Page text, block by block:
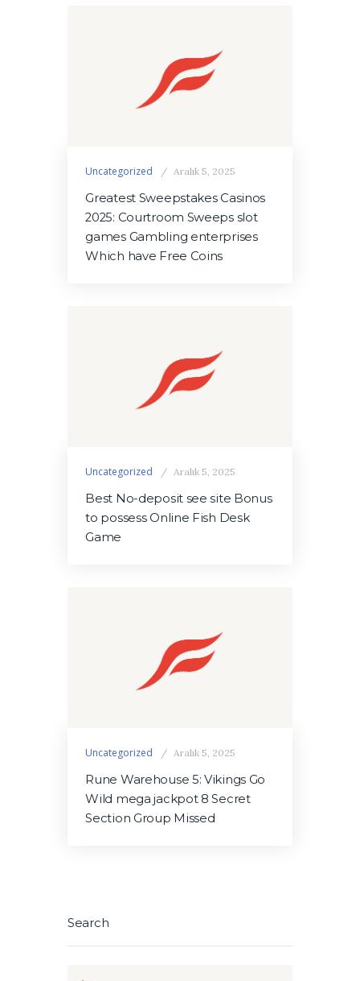
Uncategorized Aralık 5, 2025
Greatest Sweepstakes Casinos
2025: Courtroom Sweeps slot
games Gambling enterprises
Which have Free Coins
Uncategorized Aralık 5, 2025
Best No-deposit see site Bonus
to possess Online Fish Desk
Game
Uncategorized Aralık 5, 2025
Rune Warehouse 5: Vikings Go
Wild mega jackpot 8 Secret
Section Group Missed
Search